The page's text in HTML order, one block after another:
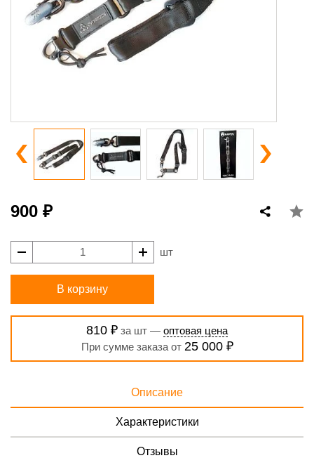
900 ₽
шт
В корзину
810 ₽ за шт — оптовая цена
При сумме заказа от 25 000 ₽
Описание
Характеристики
Отзывы